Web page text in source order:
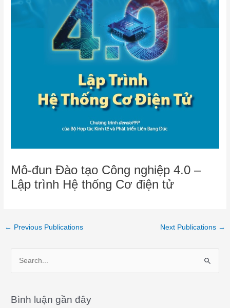
Mô-đun Đào tạo Công nghiệp 4.0 –
Lập trình Hệ thống Cơ điện tử
← Previous Publications Next Publications →
rBình luận gần đây